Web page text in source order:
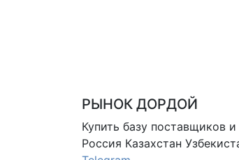
РЫНОК ДОРДОЙ
Купить базу поставщиков
Россия Казахстан